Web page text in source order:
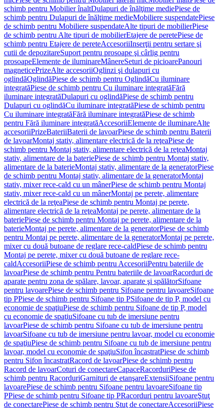
schimb pentru Mobilier înaltDulapuri de înălţime mediePiese de
schimb pentru Dulapuri de înălţime medieMobiliere suspendatePiese
de schimb pentru Mobiliere suspendateAlte tipuri de mobilierPiese
de schimb pentru Alte tipuri de mobilierEtajere de peretePiese de
schimb pentru Etajere de pereteAccesoriiInserţii pentru sertare şi
cutii de depozitareSuport pentru prosoape şi cârlig pentru
prosoapeElemente de iluminareMânereSeturi de picioarePanouri
magneticePrizeAlte accesoriiOglinzi şi dulapuri cu
oglindăOglindăPiese de schimb pentru OglindăCu iluminare
integratăPiese de schimb pentru Cu iluminare integratăFără
iluminare integratăDulapuri cu oglindăPiese de schimb pentru
Dulapuri cu oglindăCu iluminare integratăPiese de schimb pentru
Cu iluminare integratăFără iluminare integratăPiese de schimb
pentru Fără iluminare integratăAccesoriiElemente de iluminareAlte
accesoriiPrizeBateriiBaterii de lavoarPiese de schimb pentru Baterii
de lavoarMontaj stativ, alimentare electrică de la reţeaPiese de
schimb pentru Montaj stativ, alimentare electrică de la reţeaMontaj
stativ, alimentare de la bateriePiese de schimb pentru Montaj stativ,
alimentare de la baterieMontaj stativ, alimentare de la generatorPiese
de schimb pentru Montaj stativ, alimentare de la generatorMontaj
stativ, mixer rece-cald cu un mânerPiese de schimb pentru Montaj
stativ, mixer rece-cald cu un mânerMontaj pe perete, alimentare
electrică de la reţeaPiese de schimb pentru Montaj pe perete,
alimentare electrică de la reţeaMontaj pe perete, alimentare de la
bateriePiese de schimb pentru Montaj pe perete, alimentare de la
baterieMontaj pe perete, alimentare de la generatorPiese de schimb
pentru Montaj pe perete, alimentare de la generatorMontaj pe perete,
mixer cu două butoane de reglare rece-caldPiese de schimb pentru
Montaj pe perete, mixer cu două butoane de reglare rece-
caldAccesoriiPiese de schimb pentru AccesoriiPentru bateriile de
lavoarPiese de schimb pentru Pentru bateriile de lavoarRacorduri de
aparate pentru zona de spălare, lavoar, aparate şi spălătorSifoane
pentru lavoarePiese de schimb pentru Sifoane pentru lavoareSifoane
tip PPiese de schimb pentru Sifoane tip PSifoane de tip P, model cu
economie de spaţiuPiese de schimb pentru Sifoane de tip P, model
cu economie de spaţiuSifoane cu tub de imersiune pentru
lavoarPiese de schimb pentru Sifoane cu tub de imersiune pentru
lavoarSifoane cu tub de imersiune pentru lavoar, model cu economie
de spaţiuPiese de schimb pentru Sifoane cu tub de imersiune pentru
lavoar, model cu economie de spaţiuSifon încastratPiese de schimb
pentru Sifon încastratRacord de lavoarPiese de schimb pentru
Racord de lavoarCoturi de conectareCapaceRacorduriPiese de
schimb pentru RacorduriGarnituri de etanşareExtensiiSifoane pentru
lavoarePiese de schimb pentru Sifoane pentru lavoareSifoane tip
PPiese de schimb pentru Sifoane tip PRacorduri pentru lavoareŞtuţ
de conectarePiese de schimb pentru Ştuţ de conectareAccesoriiPiese